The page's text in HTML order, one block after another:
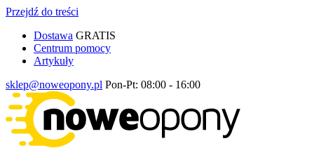
Przejdź do treści
Dostawa GRATIS
Centrum pomocy
Artykuły
sklep@noweopony.pl Pon-Pt: 08:00 - 16:00